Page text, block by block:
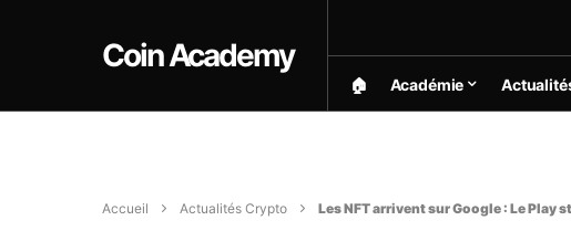
Coin Academy
🏠︎ Académie
Accueil Actualités Crypto Les NFT arrivent sur Google : Le Play